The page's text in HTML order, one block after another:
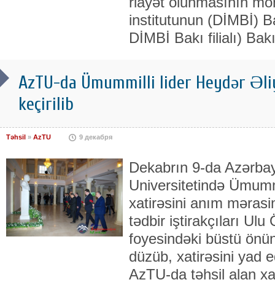
institutunun (DİMBİ)
DİMBİ Bakı filialı)
AzTU-da Ümummilli lider Heydər
keçirilib
Təhsil » AzTU 9 декабря
Dekabrın 9-da
Universitetində
xatirəsini anım
tədbir iştirakçıları
foyesindəki büstü
düzüb, xatirəsini yad
AzTU-da təhsil alan